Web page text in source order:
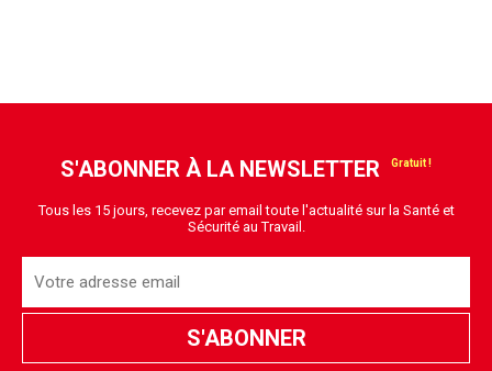
S'ABONNER À LA NEWSLETTER
Tous les 15 jours, recevez par email toute l'actualité sur la Santé et
Sécurité au Travail.